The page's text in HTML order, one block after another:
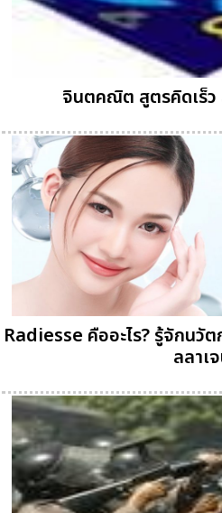
จินตคณิต สูตรคิดเร็
Radiesse คืออะไร? รู้จักนวั
ลลาเ